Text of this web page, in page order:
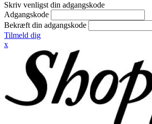
Skriv venligst din adgangskode
Adgangskode
Bekræft din adgangskode
Tilmeld dig
x